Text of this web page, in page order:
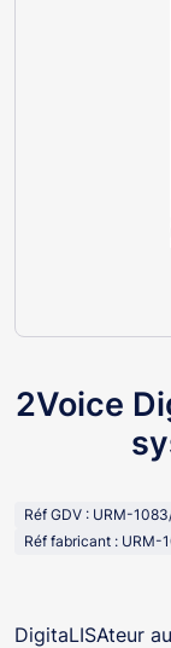
2Voice
Réf GDV : URM-
Réf fabricant : URM-
DigitaLISAteur